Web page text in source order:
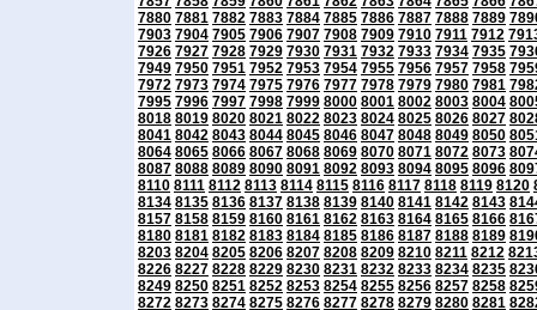
7880 7881 7882 7883 7884 7885 7886 7887 7888 7889
7903 7904 7905 7906 7907 7908 7909 7910 7911 7912
7926 7927 7928 7929 7930 7931 7932 7933 7934 7935
7949 7950 7951 7952 7953 7954 7955 7956 7957 7958
7972 7973 7974 7975 7976 7977 7978 7979 7980 7981
7995 7996 7997 7998 7999 8000 8001 8002 8003 8004
8018 8019 8020 8021 8022 8023 8024 8025 8026 8027
8041 8042 8043 8044 8045 8046 8047 8048 8049 8050
8064 8065 8066 8067 8068 8069 8070 8071 8072 8073
8087 8088 8089 8090 8091 8092 8093 8094 8095 8096
8110 8111 8112 8113 8114 8115 8116 8117 8118 8119 8120
8134 8135 8136 8137 8138 8139 8140 8141 8142 8143
8157 8158 8159 8160 8161 8162 8163 8164 8165 8166
8180 8181 8182 8183 8184 8185 8186 8187 8188 8189
8203 8204 8205 8206 8207 8208 8209 8210 8211 8212
8226 8227 8228 8229 8230 8231 8232 8233 8234 8235
8249 8250 8251 8252 8253 8254 8255 8256 8257 8258
8272 8273 8274 8275 8276 8277 8278 8279 8280 8281